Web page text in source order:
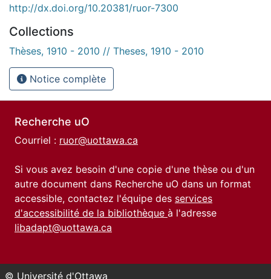
http://dx.doi.org/10.20381/ruor-7300
Collections
Thèses, 1910 - 2010 // Theses, 1910 - 2010
Notice complète
Recherche uO
Courriel : ruor@uottawa.ca
Si vous avez besoin d'une copie d'une thèse ou d'un
autre document dans Recherche uO dans un format
accessible, contactez l'équipe des services
d'accessibilité de la bibliothèque à l'adresse
libadapt@uottawa.ca
© Université d'Ottawa